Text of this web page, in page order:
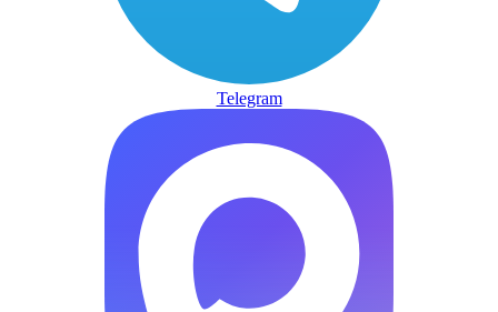
Telegram